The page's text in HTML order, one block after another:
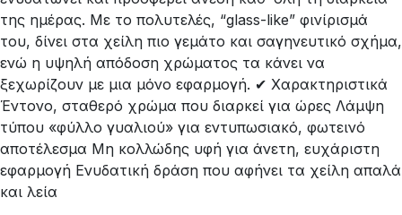
της ημέρας. Με το πολυτελές, “glass-like” φινίρισμά
του, δίνει στα χείλη πιο γεμάτο και σαγηνευτικό σχήμα,
ενώ η υψηλή απόδοση χρώματος τα κάνει να
ξεχωρίζουν με μια μόνο εφαρμογή. ✔ Χαρακτηριστικά
Έντονο, σταθερό χρώμα που διαρκεί για ώρες Λάμψη
τύπου «φύλλο γυαλιού» για εντυπωσιακό, φωτεινό
αποτέλεσμα Μη κολλώδης υφή για άνετη, ευχάριστη
εφαρμογή Ενυδατική δράση που αφήνει τα χείλη απαλά
και λεία